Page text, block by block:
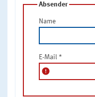
Absender
Name
E-Mail *
error